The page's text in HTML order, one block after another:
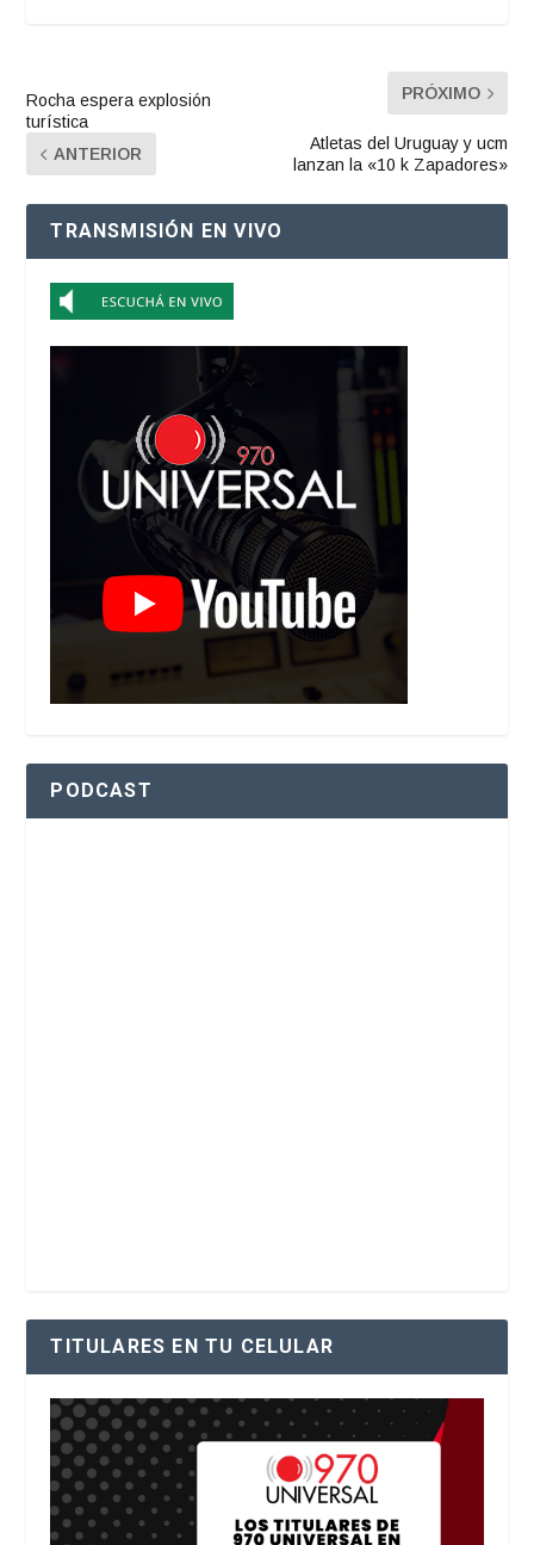
Rocha espera explosión
turística
ANTERIOR
PRÓXIMO
Atletas del Uruguay y ucm
lanzan la «10 k Zapadores»
TRANSMISIÓN EN VIVO
PODCAST
TITULARES EN TU CELULAR